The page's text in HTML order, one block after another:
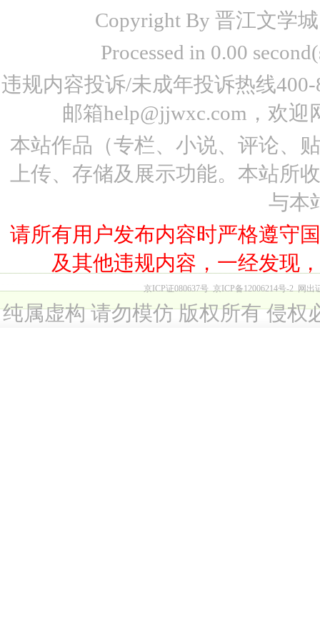
Copyright By 晋江文学
Processed in 0.00
违规内容投诉/未成年投诉热线
邮箱help@jjwxc.com，欢
本站作品（专栏、小说、评论、
上传、存储及展示功能。本站所
与本
请所有用户发布内容时严格遵守
及其他违规内容，一经发现
京ICP证080637号 京ICP备12006214号-2 网出
纯属虚构 请勿模仿 版权所有 侵权